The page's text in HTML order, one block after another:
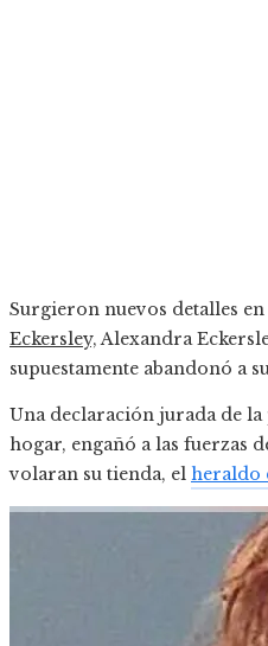
Surgieron nuevos detalles
Eckersley,Alexandra
supuestamente abandonó a
Una declaración jurada de
hogar, engañó a las fuerzas
volaran su tienda, el heraldo